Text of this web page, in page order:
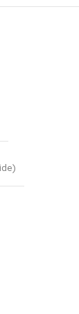
(wide)